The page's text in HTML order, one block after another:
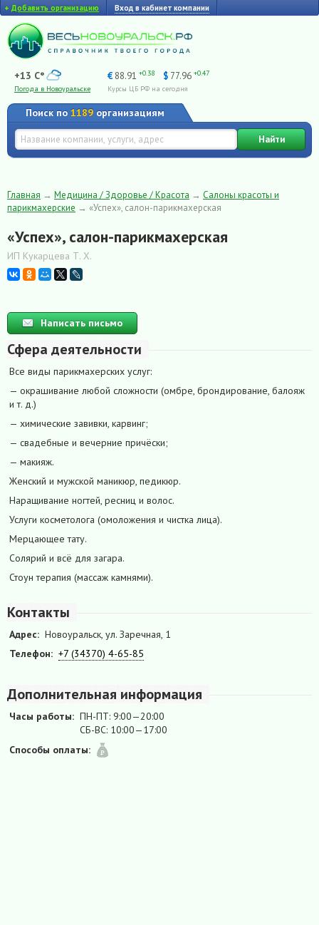
+ Добавить организацию Вход в кабинет компании
+13 C°
Погода в Новоуральске
€ 88.91 +0.38 $ 77.96 +0.47
Курсы ЦБ РФ на сегодня
Поиск по 1189 организациям
Найти
Главная → Медицина / Здоровье / Красота → Салоны красоты и
парикмахерские → «Успех», салон-парикмахерская
«Успех», салон-парикмахерская
ИП Кукарцева Т. Х.
Написать письмо
Сфера деятельности
Все виды парикмахерских услуг:
— окрашивание любой сложности (омбре, брондирование, балояж
и т. д.)
— химические завивки, карвинг;
— свадебные и вечерние причёски;
— макияж.
Женский и мужской маникюр, педикюр.
Наращивание ногтей, ресниц и волос.
Услуги косметолога (омоложения и чистка лица).
Мерцающее тату.
Солярий и всё для загара.
Стоун терапия (массаж камнями).
Контакты
Адрес: Новоуральск, ул. Заречная, 1
Телефон: +7 (34370) 4-65-85
Дополнительная информация
Часы работы: ПН-ПТ: 9:00—20:00
СБ-ВС: 10:00—17:00
Способы оплаты: